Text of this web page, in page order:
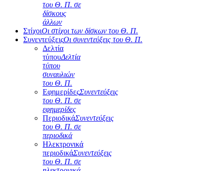
του Θ. Π. σε
δίσκους
άλλων
ΣτίχοιΟι στίχοι των δίσκων του Θ. Π.
ΣυνεντεύξειςΟι συνεντεύξεις του Θ. Π.
Δελτία
τύπουΔελτία
τύπου
συναυλιών
του Θ. Π.
ΕφημερίδεςΣυνεντεύξεις
του Θ. Π. σε
εφημερίδες
ΠεριοδικάΣυνεντεύξεις
του Θ. Π. σε
περιοδικά
Ηλεκτρονικά
περιοδικάΣυνεντεύξεις
του Θ. Π. σε